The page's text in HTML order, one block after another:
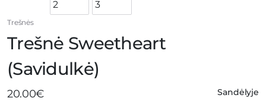
Trešnės
Trešnė Sweetheart
(Savidulkė)
20.00€ Sandėlyje